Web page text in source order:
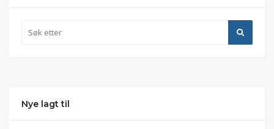
Nye lagt til